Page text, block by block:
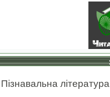
Пізнавальна література